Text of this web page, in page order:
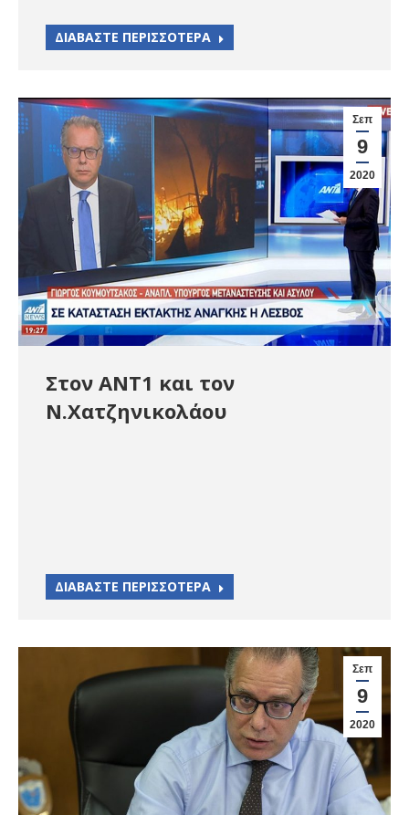
ΔΙΑΒΑΣΤΕ ΠΕΡΙΣΣΟΤΕΡΑ
Σεπ
9
2020
Στον ΑΝΤ1 και τον
Ν.Χατζηνικολάου
ΔΙΑΒΑΣΤΕ ΠΕΡΙΣΣΟΤΕΡΑ
Σεπ
9
2020